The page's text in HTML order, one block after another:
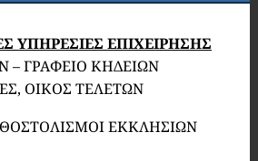
ΥΠΗΡΕΣΙΕΣ ΕΠΙΧΕΙΡΗΣΗΣ
– ΓΡΑΦΕΙΟ ΚΗΔΕΙΩΝ
ΟΙΚΟΣ ΤΕΛΕΤΩΝ
ΕΚΚΛΗΣΙΩΝ